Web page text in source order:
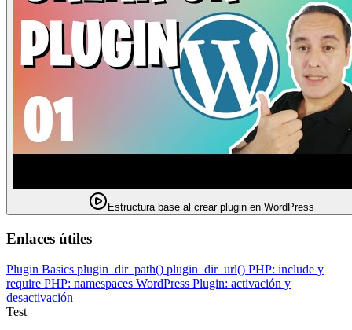
Estructura base al crear plugin en WordPress
Enlaces útiles
Plugin Basics plugin_dir_path() plugin_dir_url() PHP: include y
require PHP: namespaces WordPress Plugin: activación y
desactivación
Test